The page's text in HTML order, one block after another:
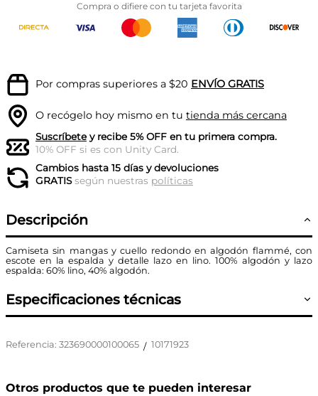
Compra o difiere con tu tarjeta favorita
Por compras superiores a $20 ENVÍO GRATIS
O recógelo hoy mismo en tu tienda más cercana
Suscríbetey recibe 5% OFF en tu primera compra.
10% OFF si es con Unity Card.
Cambios hasta 15 días y devoluciones
GRATISsegún nuestras políticas
Descripción
Camiseta sin mangas y cuello redondo en algodón flammé, con
escote en la espalda y detalle lazo en lino. 100% algodón y lazo
espalda: 60% lino, 40% algodón.
Especificaciones técnicas
Referencia: 323690000100065 / 10171923
Otros productos que te pueden interesar